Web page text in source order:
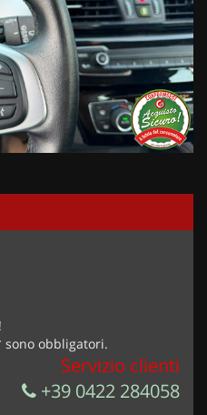
sono obbligatori.
Servizio clienti
+39 0422 284058